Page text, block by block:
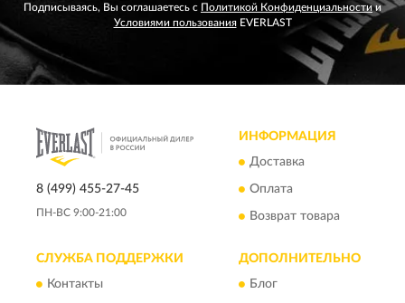
Подписываясь, Вы соглашаетесь с Политикой Конфиденциальности и
Условиями пользованияEVERLAST
8 (499) 455-27-45
ПН-ВС 9:00-21:00
ИНФОРМАЦИЯ
Доставка
Оплата
Возврат товара
СЛУЖБА ПОДДЕРЖКИ
Контакты
ДОПОЛНИТЕЛЬНО
Блог